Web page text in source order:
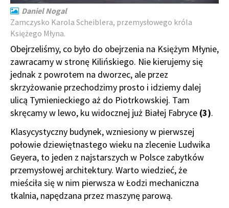
Daniel Nogal
Zamczysko Karola Scheiblera, przemysłowego króla
Księżego Młyna.
Obejrzeliśmy, co było do obejrzenia na Księżym Młynie,
zawracamy w stronę Kilińskiego. Nie kierujemy się
jednak z powrotem na dworzec, ale przez
skrzyżowanie przechodzimy prosto i idziemy dalej
ulicą Tymienieckiego aż do Piotrkowskiej. Tam
skręcamy w lewo, ku widocznej już Białej Fabryce (3).
Klasycystyczny budynek, wzniesiony w pierwszej
połowie dziewiętnastego wieku na zlecenie Ludwika
Geyera, to jeden z najstarszych w Polsce zabytków
przemysłowej architektury. Warto wiedzieć, że
mieściła się w nim pierwsza w Łodzi mechaniczna
tkalnia, napędzana przez maszynę parową.